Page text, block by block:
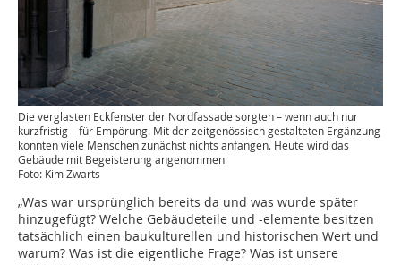
Die verglasten Eckfenster der Nordfassade sorgten – wenn auch nur
kurzfristig – für Empörung. Mit der zeitgenössisch gestalteten Ergänzung
konnten viele Menschen zunächst nichts anfangen. ­Heute wird das
Gebäude mit Begeisterung angenommen
Foto: Kim Zwarts
„Was war ursprünglich bereits da und was wurde später
hinzugefügt? Welche Gebäudeteile und -elemente besitzen
tatsächlich einen baukulturellen und historischen Wert und
warum? Was ist die eigentliche Frage? Was ist unsere